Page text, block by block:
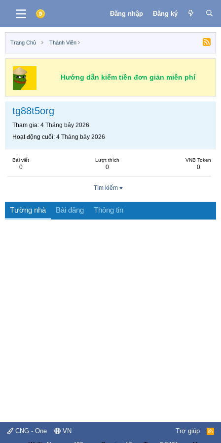
Đăng nhập Đăng ký
Trang Chủ Thành Viên
Hướng dẫn kiếm tiền đơn giản miễn phí
tg88t5org
Tham gia 4 Tháng bảy 2026
Hoạt động cuối 4 Tháng bảy 2026
Bài viết
0
Lượt thích
0
VNB Token
0
Tìm kiếm
Tường nhà Bài đăng Thông tin
CNG - One VN Trợ giúp
R